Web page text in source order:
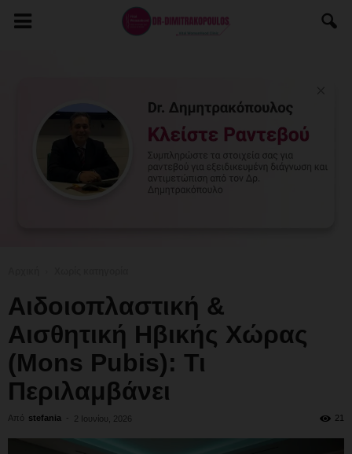
Αιδοιοπλαστική &
Αισθητική Ηβικής Χώρας
(Mons Pubis): Τι
Περιλαμβάνει
Από stefania - 2 Ιουνίου, 2026 21